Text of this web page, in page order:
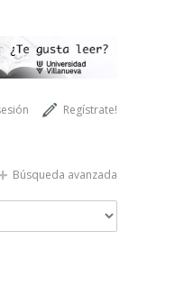
Regístrate!
Búsqueda avanzada